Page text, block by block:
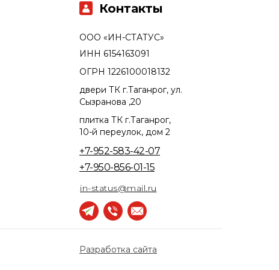
+7-950-856-01-15
+7-952-583-42-07
ООО «ИН-СТАТУС»
плитка ТК г.Таганрог,
10-й переулок, дом 2
двери ТК г.Таганрог, ул.
Сызранова ,20
ОГРН 1226100018132
ИНН 6154163091
Разработка сайта
in-status@mail.ru
Контакты